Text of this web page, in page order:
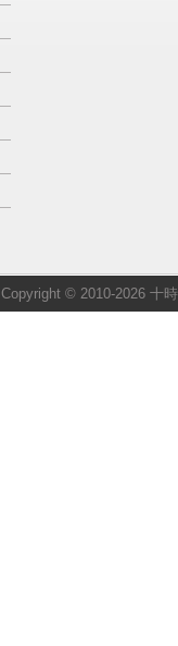
Copyright © 2010-2026 十